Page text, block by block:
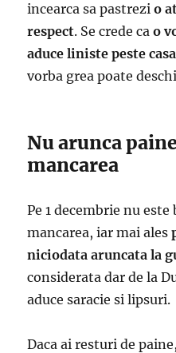
incearca sa pastrezio
respect. Se crede cao
aduce liniste peste casa
vorba grea poate
Nu arunca
mancarea
Pe 1 decembrie nu este
mancarea, iar mai ales
niciodata aruncata la
considerata dar de la
aduce saracie si lipsuri.
Daca ai resturi de